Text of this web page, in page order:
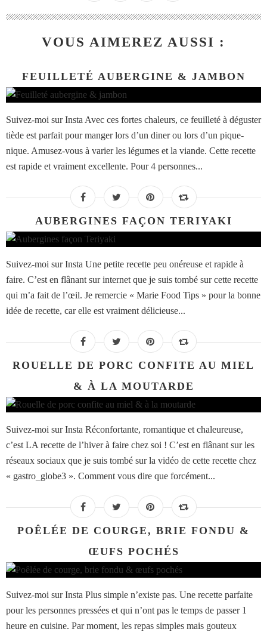
VOUS AIMEREZ AUSSI :
FEUILLETÉ AUBERGINE & JAMBON
Suivez-moi sur Insta Avec ces fortes chaleurs, ce feuilleté à déguster
tiède est parfait pour manger lors d’un diner ou lors d’un pique-
nique. Amusez-vous à varier les légumes et la viande. Cette recette
est rapide et vraiment excellente. Pour 4 personnes...
AUBERGINES FAÇON TERIYAKI
Suivez-moi sur Insta Une petite recette peu onéreuse et rapide à
faire. C’est en flânant sur internet que je suis tombé sur cette recette
qui m’a fait de l’œil. Je remercie « Marie Food Tips » pour la bonne
idée de recette, car elle est vraiment délicieuse...
ROUELLE DE PORC CONFITE AU MIEL
& À LA MOUTARDE
Suivez-moi sur Insta Réconfortante, romantique et chaleureuse,
c’est LA recette de l’hiver à faire chez soi ! C’est en flânant sur les
réseaux sociaux que je suis tombé sur la vidéo de cette recette chez
« gastro_globe3 ». Comment vous dire que forcément...
POÊLÉE DE COURGE, BRIE FONDU &
ŒUFS POCHÉS
Suivez-moi sur Insta Plus simple n’existe pas. Une recette parfaite
pour les personnes pressées et qui n’ont pas le temps de passer 1
heure en cuisine. Par moment, les repas simples mais gouteux